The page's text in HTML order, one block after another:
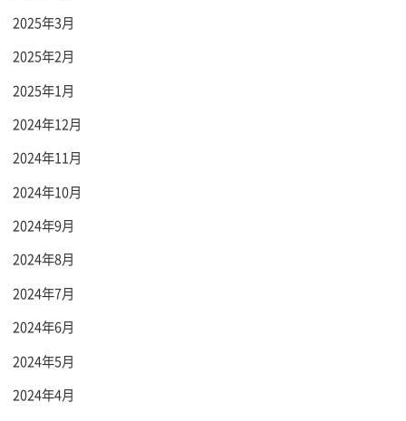
2025年3月
2025年2月
2025年1月
2024年12月
2024年11月
2024年10月
2024年9月
2024年8月
2024年7月
2024年6月
2024年5月
2024年4月